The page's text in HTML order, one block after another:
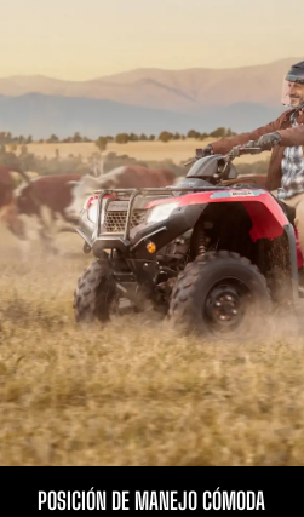
POSICIÓN DE MANEJO CÓMODA